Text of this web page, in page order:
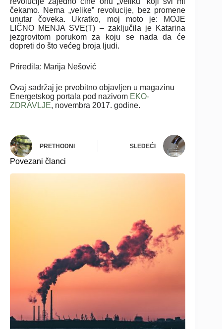
čekamo. Nema „velike” revolucije, bez promene
unutar čoveka. Ukratko, moj moto je: MOJE
LIČNO MENJA SVE(T) – zaključila je Katarina
jezgrovitom porukom za koju se nada da će
dopreti do što većeg broja ljudi.
Priredila: Marija Nešović
Ovaj sadržaj je prvobitno objavljen u magazinu
Energetskog portala pod nazivom EKO-
ZDRAVLJE, novembra 2017. godine.
PRETHODNI SLEDEĆI
Povezani članci